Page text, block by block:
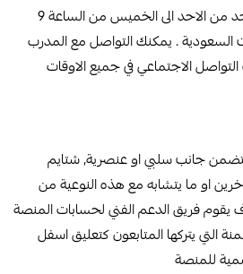
او التقنية هو فريق فني يتواجد من الاحد الى الخميس من الساعة 9
بتوقيت السعودية . يمكنك التواصل مع المدرب
الاجتماعي في جميع الاوقات
جانب سلبي او عنصرية, شتايم
او ما يتشابه مع هذه النوعية من
يقوم فريق الدعم الفني لحسابات المنصة
التي يتركها المتابعون كتعليق اسفل
للمنصة